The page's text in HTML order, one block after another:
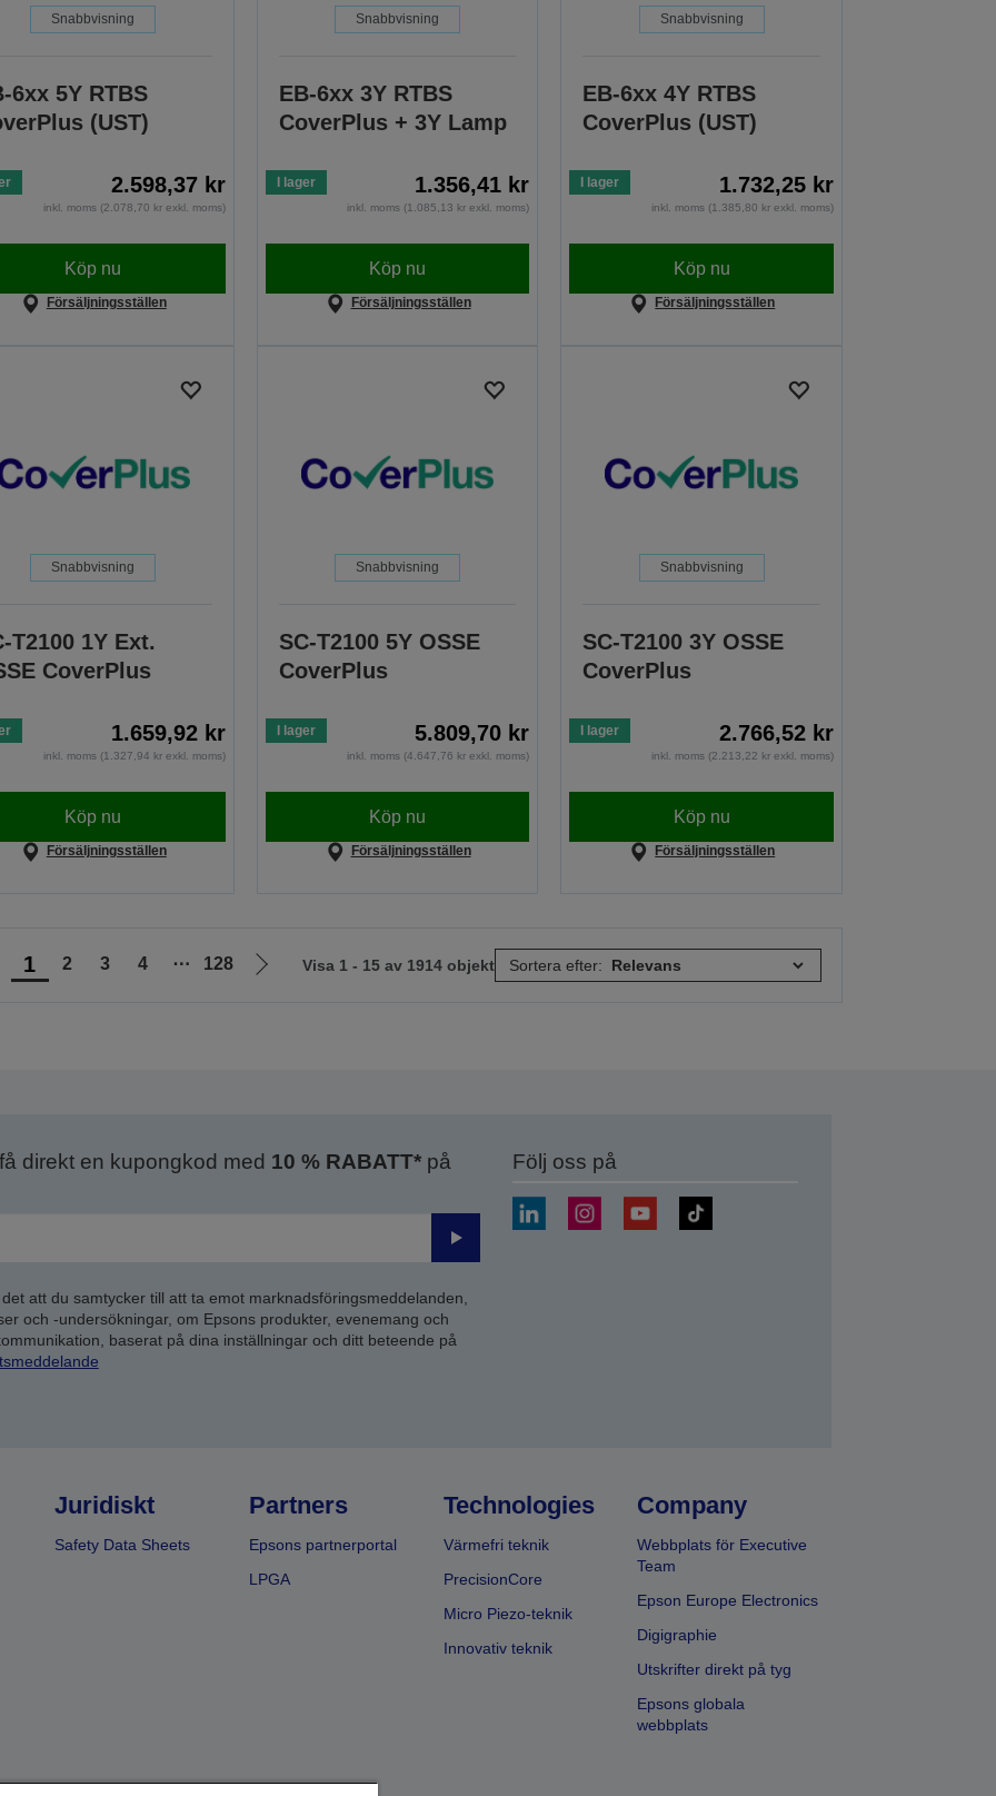
Snabbvisning
6xx 5Y RTBS
(UST)
2.598,37 kr
inkl. moms (2.078,70 kr exkl. moms)
Köp nu
Försäljningsställen
Snabbvisning
EB-6xx 3Y RTBS
CoverPlus + 3Y Lamp
I lager 1.356,41 kr
inkl. moms (1.085,13 kr exkl. moms)
Köp nu
Försäljningsställen
Snabbvisning
EB-6xx 4Y RTBS
CoverPlus (UST)
I lager 1.732,25 kr
inkl. moms (1.385,80 kr exkl. moms)
Köp nu
Försäljningsställen
Snabbvisning
T2100 1Y Ext.
CoverPlus
1.659,92 kr
inkl. moms (1.327,94 kr exkl. moms)
Köp nu
Försäljningsställen
Snabbvisning
SC-T2100 5Y OSSE
CoverPlus
I lager 5.809,70 kr
inkl. moms (4.647,76 kr exkl. moms)
Köp nu
Försäljningsställen
Snabbvisning
SC-T2100 3Y OSSE
CoverPlus
I lager 2.766,52 kr
inkl. moms (2.213,22 kr exkl. moms)
Köp nu
Försäljningsställen
1 2 3 4 ⋯ 128
Gå
Visa 1 - 15 av 1914 objekt Sortera efter:
direkt en kupongkod med 10 % RABATT*på
Skicka
att du samtycker till att ta emot marknadsföringsmeddelanden,
och -undersökningar, om Epsons produkter, evenemang och
baserat på dina inställningar och ditt beteende på
Följ oss på
Juridiskt
Safety Data Sheets
Partners
Epsons partnerportal
LPGA
Technologies
Värmefri teknik
PrecisionCore
Micro Piezo-teknik
Innovativ teknik
Company
Webbplats för Executive
Team
Epson Europe Electronics
Digigraphie
Utskrifter direkt på tyg
Epsons globala
webbplats